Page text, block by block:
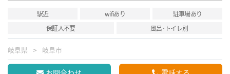
駅近 wifiあり
駐車場あり
保証人不要
風呂･トイレ別
岐阜県 岐阜市